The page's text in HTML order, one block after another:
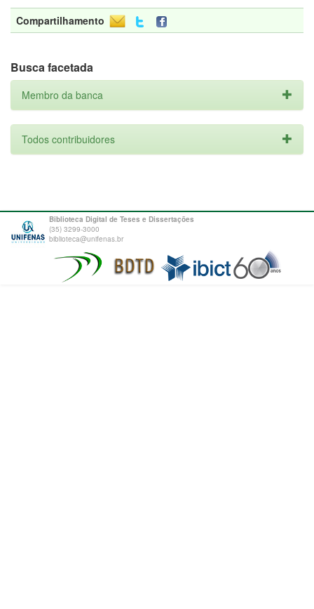
Compartilhamento
Busca facetada
Membro da banca
Todos contribuidores
Biblioteca Digital de Teses e Dissertações
(35) 3299-3000
biblioteca@unifenas.br